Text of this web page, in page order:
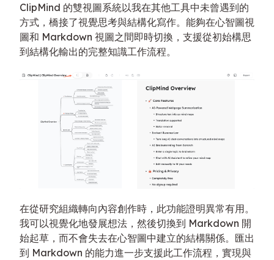
ClipMind 的雙視圖系統以我在其他工具中未曾遇到的
方式，橋接了視覺思考與結構化寫作。能夠在心智圖視
圖和 Markdown 視圖之間即時切換，支援從初始構思
到結構化輸出的完整知識工作流程。
在從研究組織轉向內容創作時，此功能證明異常有用。
我可以視覺化地發展想法，然後切換到 Markdown 開
始起草，而不會失去在心智圖中建立的結構關係。匯出
到 Markdown 的能力進一步支援此工作流程，實現與